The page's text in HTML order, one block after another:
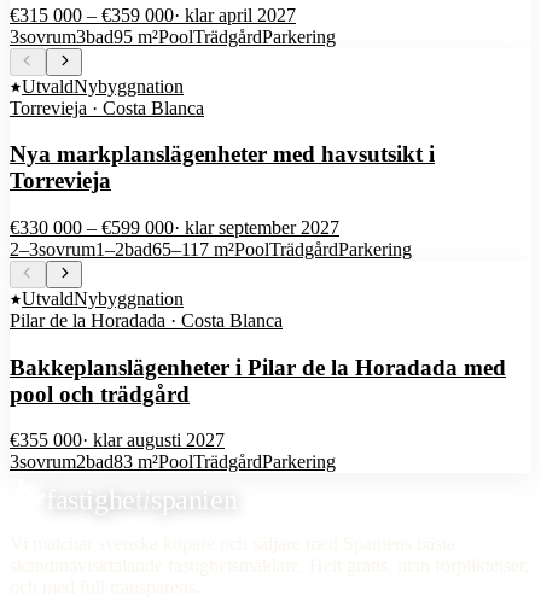
€315 000 – €359 000· klarapril 2027
3sovrum3bad95 m²PoolTrädgårdParkering
UtvaldNybyggnation
Torrevieja · Costa Blanca
Nya markplanslägenheter med havsutsikt i
Torrevieja
€330 000 – €599 000· klarseptember 2027
2–3sovrum1–2bad65–117 m²PoolTrädgårdParkering
UtvaldNybyggnation
Pilar de la Horadada · Costa Blanca
Bakkeplanslägenheter i Pilar de la Horadada med
pool och trädgård
€355 000· klaraugusti 2027
3sovrum2bad83 m²PoolTrädgårdParkering
fastighet spanien